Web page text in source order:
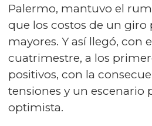
Palermo, mantuvo el
que los costos de un giro
mayores. Y así llegó, con
cuatrimestre, a los
positivos, con la
tensiones y un escenario
optimista.